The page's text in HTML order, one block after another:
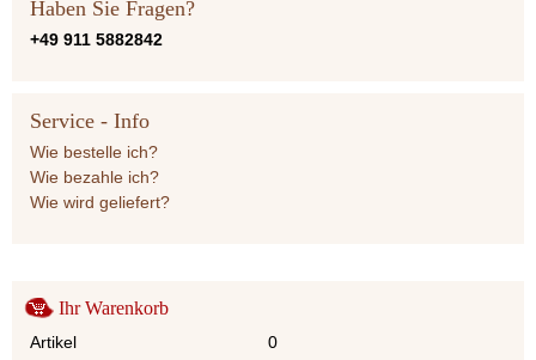
Haben Sie Fragen?
+49 911 5882842
Service - Info
Wie bestelle ich?
Wie bezahle ich?
Wie wird geliefert?
Ihr Warenkorb
Artikel
0